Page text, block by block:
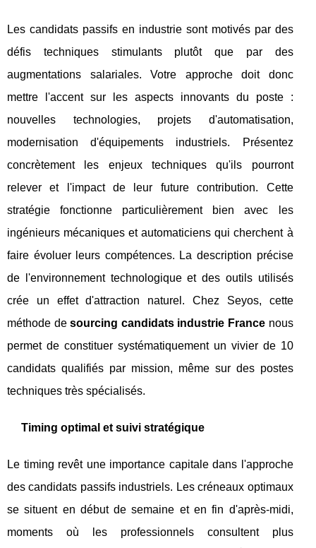
Les candidats passifs en industrie sont motivés par des
défis techniques stimulants plutôt que par des
augmentations salariales. Votre approche doit donc
mettre l'accent sur les aspects innovants du poste :
nouvelles technologies, projets d'automatisation,
modernisation d'équipements industriels. Présentez
concrètement les enjeux techniques qu'ils pourront
relever et l'impact de leur future contribution. Cette
stratégie fonctionne particulièrement bien avec les
ingénieurs mécaniques et automaticiens qui cherchent à
faire évoluer leurs compétences. La description précise
de l'environnement technologique et des outils utilisés
crée un effet d'attraction naturel. Chez Seyos, cette
méthode desourcing candidats industrie France nous
permet de constituer systématiquement un vivier de 10
candidats qualifiés par mission, même sur des postes
techniques très spécialisés.
Timing optimal et suivi stratégique
Le timing revêt une importance capitale dans l'approche
des candidats passifs industriels. Les créneaux optimaux
se situent en début de semaine et en fin d'après-midi,
moments où les professionnels consultent plus